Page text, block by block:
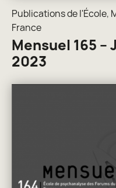
Publications de l'École,
France
Mensuel 165 –
2023